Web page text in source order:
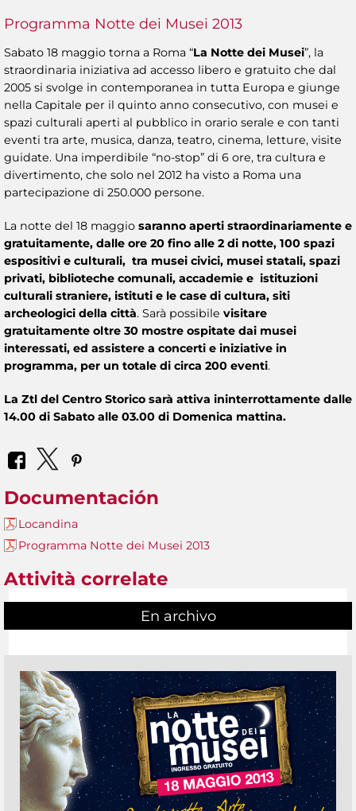
Programma Notte dei Musei 2013
Sabato 18 maggio torna a Roma “La Notte dei Musei”, la
straordinaria iniziativa ad accesso libero e gratuito che dal
2005 si svolge in contemporanea in tutta Europa e giunge
nella Capitale per il quinto anno consecutivo, con musei e
spazi culturali aperti al pubblico in orario serale e con tanti
eventi tra arte, musica, danza, teatro, cinema, letture, visite
guidate. Una imperdibile “no-stop” di 6 ore, tra cultura e
divertimento, che solo nel 2012 ha visto a Roma una
partecipazione di 250.000 persone.
La notte del 18 maggio saranno aperti straordinariamente e
gratuitamente, dalle ore 20 fino alle 2 di notte, 100 spazi
espositivi e culturali, tra musei civici, musei statali, spazi
privati, biblioteche comunali, accademie e istituzioni
culturali straniere, istituti e le case di cultura, siti
archeologici della città. Sarà possibile visitare
gratuitamente oltre 30 mostre ospitate dai musei
interessati, ed assistere a concerti e iniziative in
programma, per un totale di circa 200 eventi.
La Ztl del Centro Storico sarà attiva ininterrottamente dalle
14.00 di Sabato alle 03.00 di Domenica mattina.
Documentación
Locandina
Programma Notte dei Musei 2013
Attività correlate
En archivo